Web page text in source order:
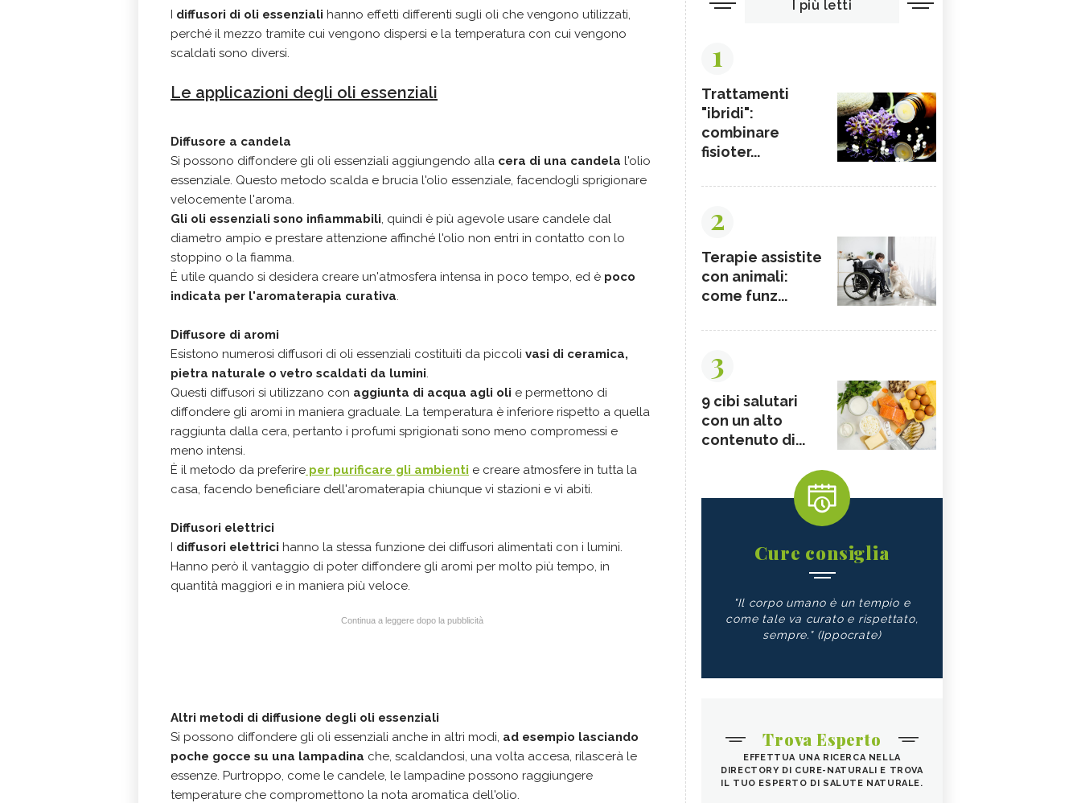
I diffusori di oli essenziali hanno effetti differenti sugli oli che vengono utilizzati,
perché il mezzo tramite cui vengono dispersi e la temperatura con cui vengono
scaldati sono diversi.
Le applicazioni degli oli essenziali
Diffusore a candela
Si possono diffondere gli oli essenziali aggiungendo alla cera di una candela l'olio
essenziale. Questo metodo scalda e brucia l'olio essenziale, facendogli sprigionare
velocemente l'aroma.
Gli oli essenziali sono infiammabili, quindi è più agevole usare candele dal
diametro ampio e prestare attenzione affinché l'olio non entri in contatto con lo
stoppino o la fiamma.
È utile quando si desidera creare un'atmosfera intensa in poco tempo, ed è poco
indicata per l'aromaterapia curativa.
Diffusore di aromi
Esistono numerosi diffusori di oli essenziali costituiti da piccoli vasi di ceramica,
pietra naturale o vetro scaldati da lumini.
Questi diffusori si utilizzano con aggiunta di acqua agli oli e permettono di
diffondere gli aromi in maniera graduale. La temperatura è inferiore rispetto a quella
raggiunta dalla cera, pertanto i profumi sprigionati sono meno compromessi e
meno intensi.
È il metodo da preferire per purificare gli ambienti e creare atmosfere in tutta la
casa, facendo beneficiare dell'aromaterapia chiunque vi stazioni e vi abiti.
Diffusori elettrici
I diffusori elettrici hanno la stessa funzione dei diffusori alimentati con i lumini.
Hanno però il vantaggio di poter diffondere gli aromi per molto più tempo, in
quantità maggiori e in maniera più veloce.
Continua a leggere dopo la pubblicità
Altri metodi di diffusione degli oli essenziali
Si possono diffondere gli oli essenziali anche in altri modi, ad esempio lasciando
poche gocce su una lampadina che, scaldandosi, una volta accesa, rilascerà le
essenze. Purtroppo, come le candele, le lampadine possono raggiungere
temperature che compromettono la nota aromatica dell'olio.
I più letti
1
Trattamenti
"ibridi":
combinare
fisioter...
2
Terapie assistite
con animali:
come funz...
3
9 cibi salutari
con un alto
contenuto di...
Cure consiglia
"Il corpo umano è un tempio e
come tale va curato e rispettato,
sempre." (Ippocrate)
Trova Esperto
EFFETTUA UNA RICERCA NELLA
DIRECTORY DI CURE-NATURALI E TROVA
IL TUO ESPERTO DI SALUTE NATURALE.